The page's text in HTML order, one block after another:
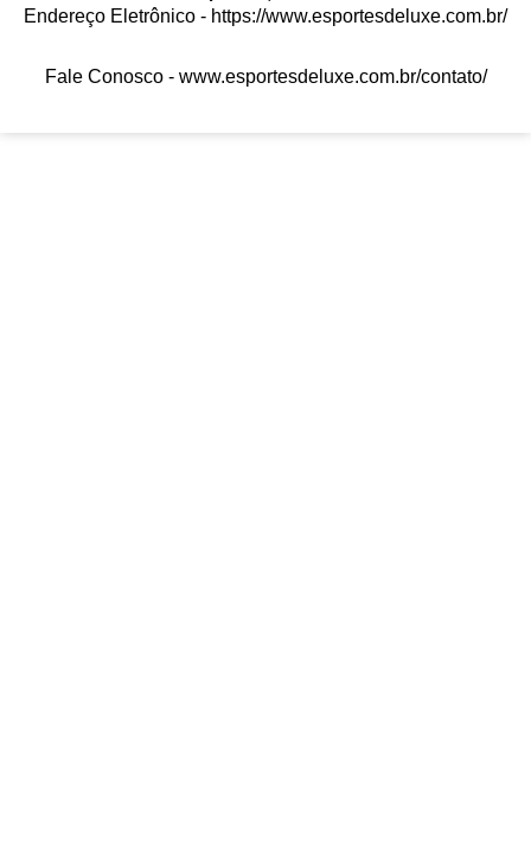
Endereço Eletrônico - https://www.esportesdeluxe.com.br/
Fale Conosco - www.esportesdeluxe.com.br/contato/